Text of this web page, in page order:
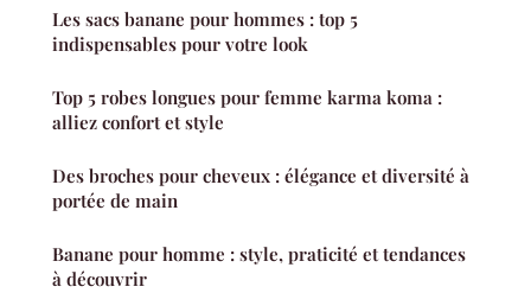
Les sacs banane pour hommes : top 5
indispensables pour votre look
Top 5 robes longues pour femme karma koma :
alliez confort et style
Des broches pour cheveux : élégance et diversité à
portée de main
Banane pour homme : style, praticité et tendances
à découvrir